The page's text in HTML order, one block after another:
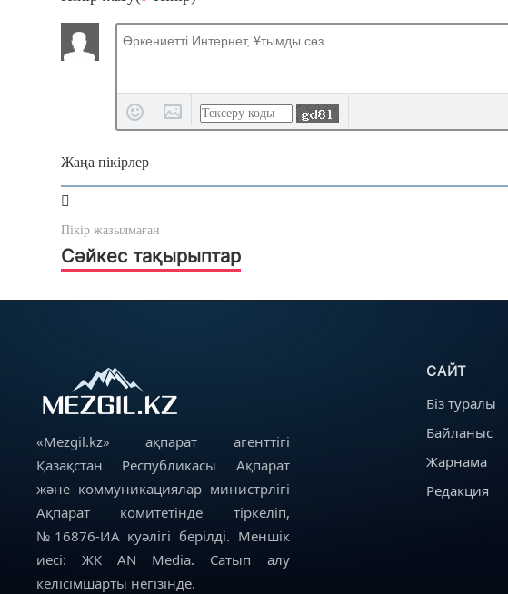
Жаңа пікірлер
Пікір жазылмаған
Сәйкес тақырыптар
«Mezgil.kz» ақпарат агенттігі
Қазақстан Республикасы Ақпарат
және коммуникациялар министрлігі
Ақпарат комитетінде тіркеліп,
№16876-ИА куәлігі берілді. Меншік
иесі: ЖК AN Media. Сатып алу
келісімшарты негізінде.
САЙТ
Біз туралы
Байланыс
Жарнама
Редакция